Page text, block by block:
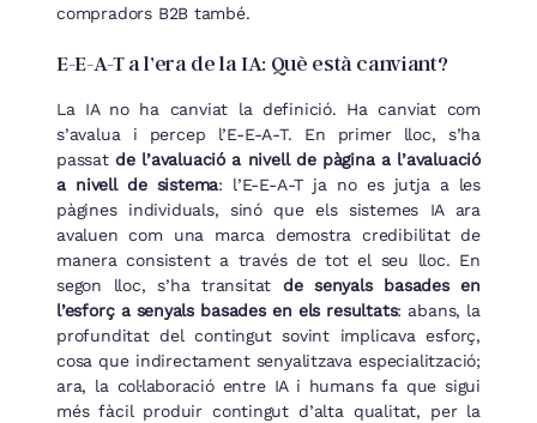
compradors B2B també.
E-E-A-T a l’era de la IA: Què està canviant?
La IA no ha canviat la definició. Ha canviat com
s’avalua i percep l’E-E-A-T. En primer lloc, s’ha
passatde l’avaluació a nivell de pàgina a l’avaluació
a nivell de sistema: l’E-E-A-T ja no es jutja a les
pàgines individuals, sinó que els sistemes IA ara
avaluen com una marca demostra credibilitat de
manera consistent a través de tot el seu lloc. En
segon lloc, s’ha transitat de senyals basades en
l’esforç a senyals basades en els resultats: abans, la
profunditat del contingut sovint implicava esforç,
cosa que indirectament senyalitzava especialització;
ara, la col·laboració entre IA i humans fa que sigui
més fàcil produir contingut d’alta qualitat, per la